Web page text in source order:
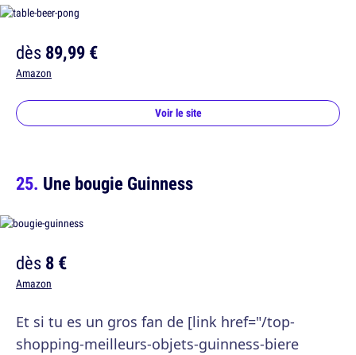
dès89,99 €
Amazon
Voir le site
Une bougie Guinness
dès8 €
Amazon
Et si tu es un gros fan de [link href="/top-
shopping-meilleurs-objets-guinness-biere